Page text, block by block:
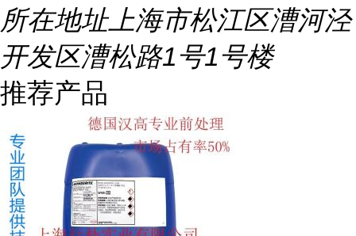
所在地址上海市松江区漕河泾
开发区漕松路1号1号楼
推荐产品